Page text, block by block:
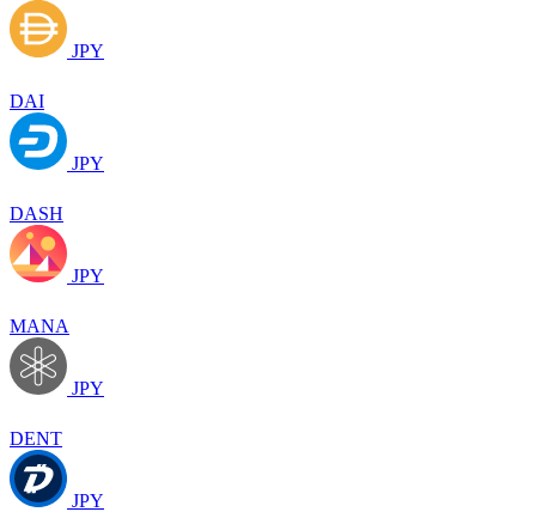
JPY
DAI
JPY
DASH
JPY
MANA
JPY
DENT
JPY